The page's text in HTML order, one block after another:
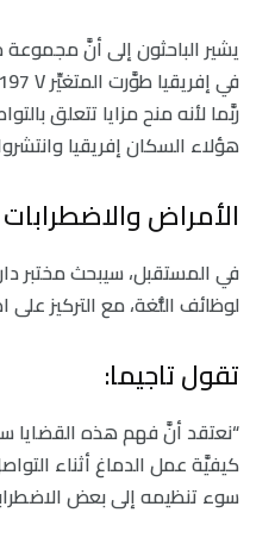
يشير الباحثون إلى أنَّ
ربَّما لأنه منح مزايا تتعلق
هؤلاء السكان إفريقيا
الأمراض
لوظائف اللُّغة، مع التركيز على
تقول تاجيما:
“نعتقد أنَّ فهم هذه
كيفيَّة عمل الدماغ أثناء
سوء تنظيمه إلى بعض